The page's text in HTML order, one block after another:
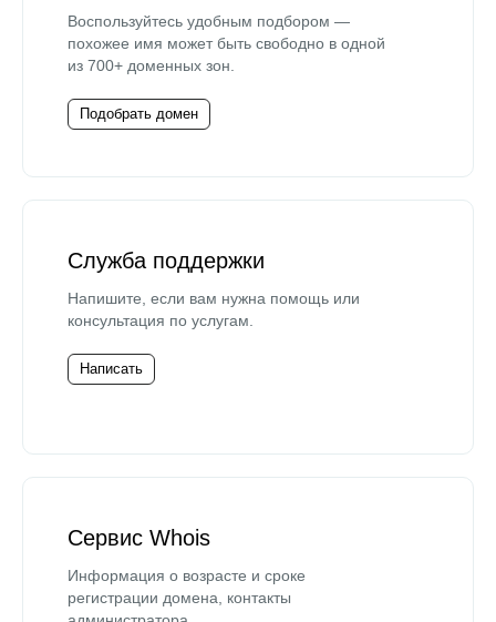
Воспользуйтесь удобным подбором —
похожее имя может быть свободно в одной
из 700+ доменных зон.
Подобрать домен
Служба поддержки
Напишите, если вам нужна помощь или
консультация по услугам.
Написать
Сервис Whois
Информация о возрасте и сроке
регистрации домена, контакты